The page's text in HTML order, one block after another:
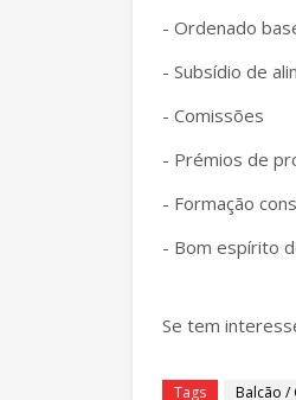
- Ordenado
- Subsídio de
- Comissões
- Prémios de
- Formação
- Bom espírito
Se tem
Tags Balcão /